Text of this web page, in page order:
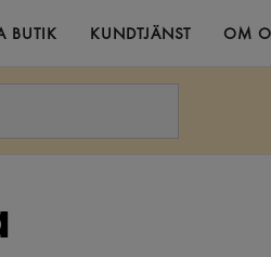
BUTIK KUNDTJÄNST OM